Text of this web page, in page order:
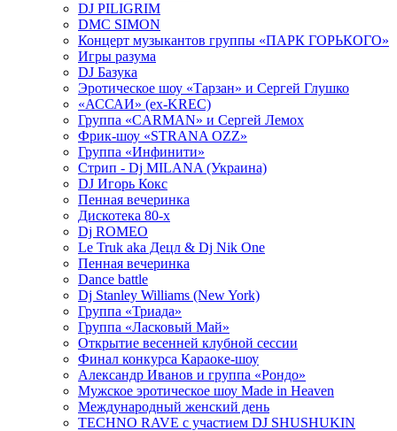
DJ PILIGRIM
DMC SIMON
Концерт музыкантов группы «ПАРК ГОРЬКОГО»
Игры разума
DJ Базука
Эротическое шоу «Тарзан» и Сергей Глушко
«АССАИ» (ex-KREC)
Группа «CARMAN» и Сергей Лемох
Фрик-шоу «STRANA OZZ»
Группа «Инфинити»
Стрип - Dj MILANA (Украина)
DJ Игорь Кокс
Пенная вечеринка
Дискотека 80-х
Dj ROMEO
Le Truk aka Децл & Dj Nik One
Пенная вечеринка
Dance battle
Dj Stanley Williams (New York)
Группа «Триада»
Группа «Ласковый Май»
Открытие весенней клубной сессии
Финал конкурса Караоке-шоу
Александр Иванов и группа «Рондо»
Мужское эротическое шоу Made in Heaven
Международный женский день
TECHNO RAVE с участием DJ SHUSHUKIN